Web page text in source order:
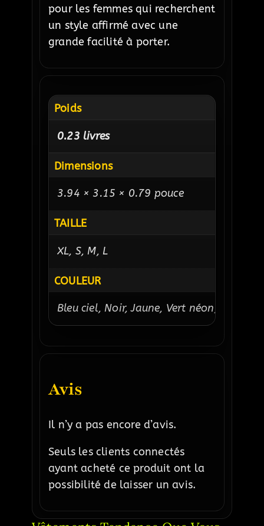
pour les femmes qui recherchent
un style affirmé avec une
grande facilité à porter.
Poids
0.23 livres
Dimensions
3.94 × 3.15 × 0.79 pouce
TAILLE
XL, S, M, L
COULEUR
Bleu ciel, Noir, Jaune, Vert néon, Vert
Avis
Il n’y a pas encore d’avis.
Seuls les clients connectés
ayant acheté ce produit ont la
possibilité de laisser un avis.